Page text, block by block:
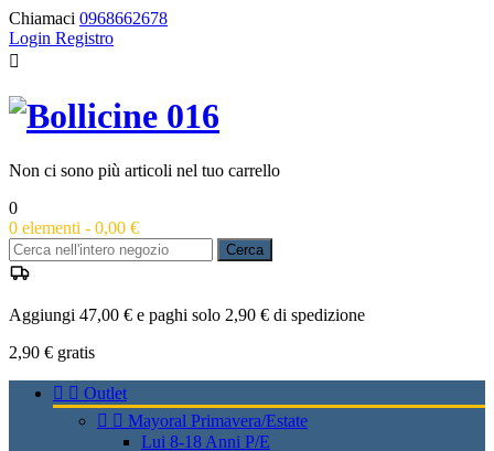
Chiamaci 0968662678
Login Registro

Non ci sono più articoli nel tuo carrello
0
0 elementi - 0,00 €
Cerca
Aggiungi 47,00 € e paghi solo 2,90 € di spedizione
2,90 € gratis
  Outlet
  Mayoral Primavera/Estate
Lui 8-18 Anni P/E